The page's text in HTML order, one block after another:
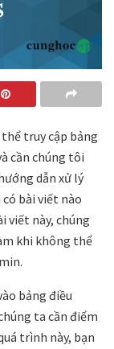
truy cập bảng
cần chúng tôi
dẫn xử lý
bài viết nào
viết này, chúng
khi không thể
bảng điều
ta cần điểm
trình này, bạn